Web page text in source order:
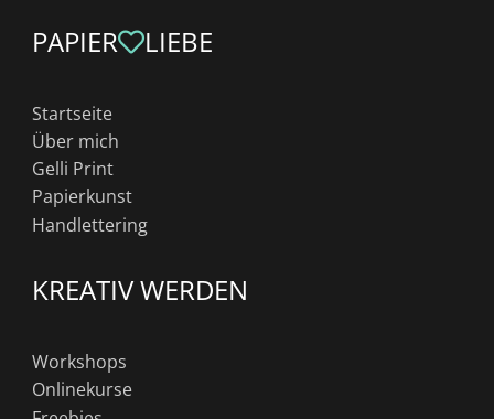
PAPIER LIEBE
Startseite
Über mich
Gelli Print
Papierkunst
Handlettering
KREATIV WERDEN
Workshops
Onlinekurse